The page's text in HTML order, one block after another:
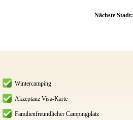
Nächste Stadt:
Wintercamping
Akzeptanz Visa-Karte
Familienfreundlicher Campingplatz